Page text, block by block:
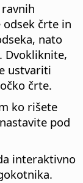
odsek črte in
nato
Dvokliknite,
ustvariti
črte.
ko rišete
pod
interaktivno